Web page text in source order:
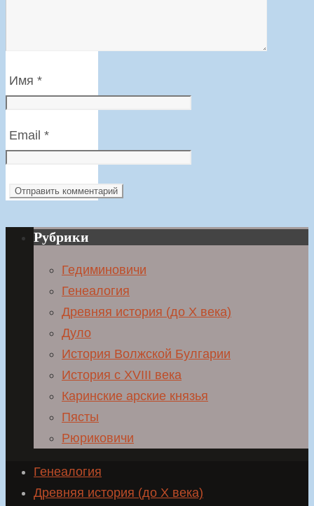
Имя *
Email *
Рубрики
Гедиминовичи
Генеалогия
Древняя история (до X века)
Дуло
История Волжской Булгарии
История с XVIII века
Каринские арские князья
Пясты
Рюриковичи
Генеалогия
Древняя история (до X века)